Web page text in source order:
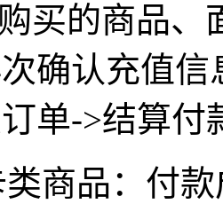
买的商品
确认充值
单->结算付
商品：付